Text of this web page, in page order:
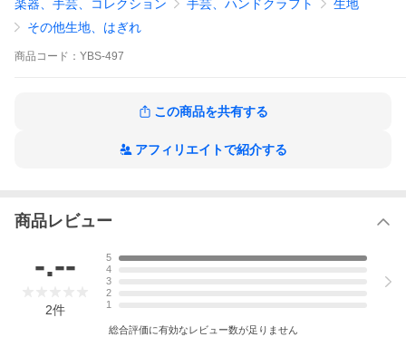
表示金額（220円）は50cmの価格になります。
数量2（1m）以降は生地続きでカット致します。
同素材の裏コーティング商品も絶賛販売中です
https://store.shopping.yahoo.co.jp/sarasa-nuno/ybs-502.html
楽器、手芸、コレクション 手芸、ハンドクラフト
生地
その他生地、はぎれ
商品 コード： YBS-497
この商品を共有する
アフィリエイトで紹介する
商品レビュー
-.--
2件
5
4
3
2
1
総合評価に有効なレビュー数が足りません